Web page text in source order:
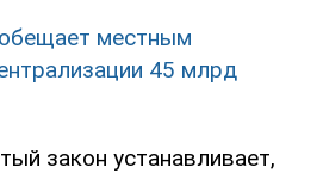
местным
45 млрд
закон устанавливает,